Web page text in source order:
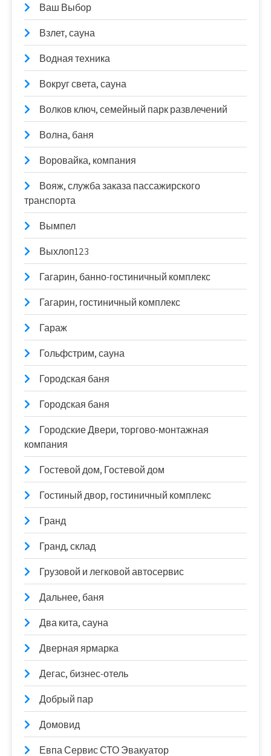
Ваш Выбор
Взлет, сауна
Водная техника
Вокруг света, сауна
Волков ключ, семейный парк развлечений
Волна, баня
Воровайка, компания
Вояж, служба заказа пассажирского
транспорта
Вымпел
Выхлоп123
Гагарин, банно-гостиничный комплекс
Гагарин, гостиничный комплекс
Гараж
Гольфстрим, сауна
Городская баня
Городская баня
Городские Двери, торгово-монтажная
компания
Гостевой дом, Гостевой дом
Гостиный двор, гостиничный комплекс
Гранд
Гранд, склад
Грузовой и легковой автосервис
Дальнее, баня
Два кита, сауна
Дверная ярмарка
Дегас, бизнес-отель
Добрый пар
Домовид
Евпа Сервис СТО Эвакуатор